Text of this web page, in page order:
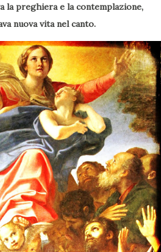
la preghiera e la contemplazione,
nuova vita nel canto.